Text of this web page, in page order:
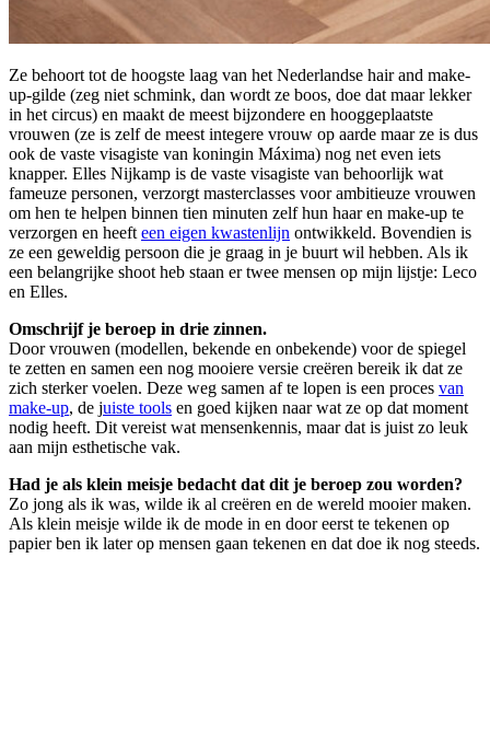
Ze behoort tot de hoogste laag van het Nederlandse hair and make-
up-gilde (zeg niet schmink, dan wordt ze boos, doe dat maar lekker
in het circus) en maakt de meest bijzondere en hooggeplaatste
vrouwen (ze is zelf de meest integere vrouw op aarde maar ze is dus
ook de vaste visagiste van koningin Máxima) nog net even iets
knapper. Elles Nijkamp is de vaste visagiste van behoorlijk wat
fameuze personen, verzorgt masterclasses voor ambitieuze vrouwen
om hen te helpen binnen tien minuten zelf hun haar en make-up te
verzorgen en heeft een eigen kwastenlijn ontwikkeld. Bovendien is
ze een geweldig persoon die je graag in je buurt wil hebben. Als ik
een belangrijke shoot heb staan er twee mensen op mijn lijstje: Leco
en Elles.
Omschrijf je beroep in drie zinnen.
Door vrouwen (modellen, bekende en onbekende) voor de spiegel
te zetten en samen een nog mooiere versie creëren bereik ik dat ze
zich sterker voelen. Deze weg samen af te lopen is een proces van
make-up, de juiste tools en goed kijken naar wat ze op dat moment
nodig heeft. Dit vereist wat mensenkennis, maar dat is juist zo leuk
aan mijn esthetische vak.
Had je als klein meisje bedacht dat dit je beroep zou worden?
Zo jong als ik was, wilde ik al creëren en de wereld mooier maken.
Als klein meisje wilde ik de mode in en door eerst te tekenen op
papier ben ik later op mensen gaan tekenen en dat doe ik nog steeds.